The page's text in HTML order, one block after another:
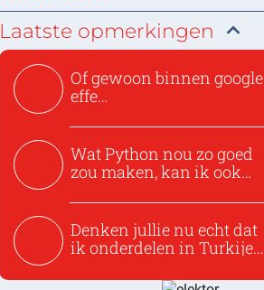
Laatste opmerkingen
Of gewoon binnen google
effe
Wat Python nou zo goed
zou maken, kan ik ook
Denken jullie nu echt dat
ik onderdelen in Turkije...